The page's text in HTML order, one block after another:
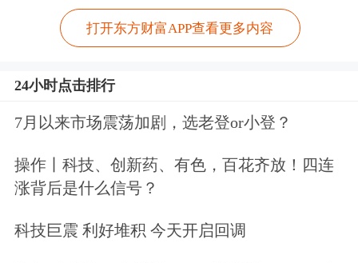
游戏、
新零售、人工智能以及自动驾
认为，数字经济平台在其中起到孵化器
的作用，可以通过成立内部研发部门，
或者投资支持有想法、有创意的新企
业，迅速地把这些产业做起来，把新技
术推广应用，这是数字经济发展的重要
打开东方财富APP查看更多内容
24小时点击排行
7月以来市场震荡加剧，选老登or小登？
操作丨科技、创新药、有色，百花齐放！四连
涨背后是什么信号？
科技巨震 利好堆积 今天开启回调